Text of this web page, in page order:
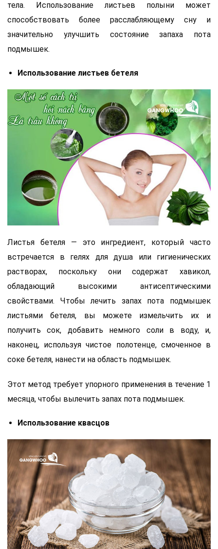
тела. Использование листьев полыни может
способствовать более расслабляющему сну и
значительно улучшить состояние запаха пота
подмышек.
Использование листьев бетеля
Листья бетеля — это ингредиент, который часто
встречается в гелях для душа или гигиенических
растворах, поскольку они содержат хавикол,
обладающий высокими антисептическими
свойствами. Чтобы лечить запах пота подмышек
листьями бетеля, вы можете измельчить их и
получить сок, добавить немного соли в воду, и,
наконец, используя чистое полотенце, смоченное в
соке бетеля, нанести на область подмышек.
Этот метод требует упорного применения в течение 1
месяца, чтобы вылечить запах пота подмышек.
Использование квасцов